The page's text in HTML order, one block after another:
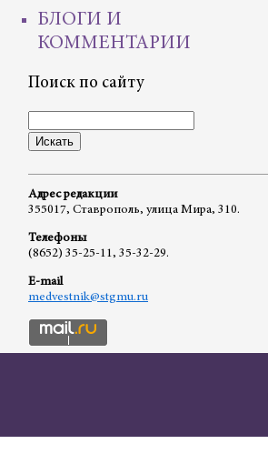
БЛОГИ И
КОММЕНТАРИИ
Поиск по сайту
Адрес редакции
355017, Ставрополь, улица Мира, 310.
Телефоны
(8652) 35-25-11, 35-32-29.
E-mail
medvestnik@stgmu.ru